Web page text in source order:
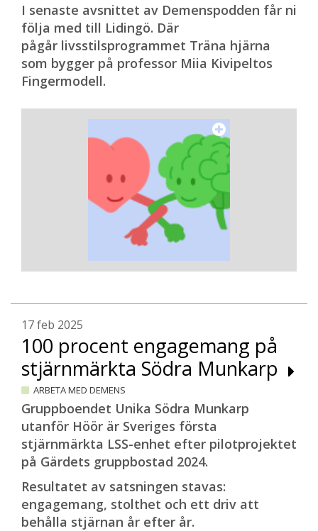
I senaste avsnittet av Demenspodden får ni
följa med till Lidingö. Där
pågår livsstilsprogrammet Träna hjärna
som bygger på professor Miia Kivipeltos
Fingermodell.
17 feb 2025
100 procent engagemang på
stjärnmärkta Södra Munkarp
ARBETA MED DEMENS
Gruppboendet Unika Södra Munkarp
utanför Höör är Sveriges första
stjärnmärkta LSS-enhet efter pilotprojektet
på Gärdets gruppbostad 2024.
Resultatet av satsningen stavas:
engagemang, stolthet och ett driv att
behålla stjärnan år efter år.